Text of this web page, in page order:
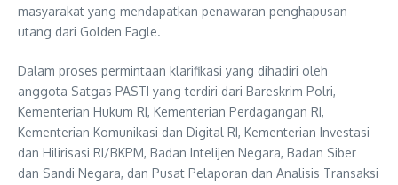
masyarakat yang mendapatkan penawaran penghapusan
utang dari Golden Eagle.
Dalam proses permintaan klarifikasi yang dihadiri oleh
anggota Satgas PASTI yang terdiri dari Bareskrim Polri,
Kementerian Hukum RI, Kementerian Perdagangan RI,
Kementerian Komunikasi dan Digital RI, Kementerian Investasi
dan Hilirisasi RI/BKPM, Badan Intelijen Negara, Badan Siber
dan Sandi Negara, dan Pusat Pelaporan dan Analisis Transaksi